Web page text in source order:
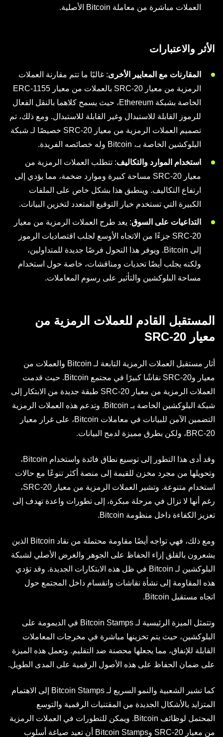
العملات مباشرة من معاملة Bitcoin الأصلية.
الأثر والاعتبارات
المقارنات مع المعايير الأخرى: غالبًا ما تتم مقارنة العملات
الرمزية من معيار SRC-20 بالعملات من معيار ERC-1155
الخاصة بشبكة Ethereum، حيث يسمح كلاهما بالنقل الفعال
للرموز القابلة للاستبدال وغير القابلة للاستبدال. ومع ذلك، تم
تصميم العملات الرمزية من معيار SRC-20 خصيصًا لـ شبكة
البلوكشين الخاصة بـ، Bitcoin وله خصائصه الفريدة.
استخدام الموارد والتكاليف: تتطلب العملات الرمزية من
معيار SRC-20 مساحة كبيرة وموارد ضخمة، مما يؤدي إلى
ارتفاع التكاليف. وينطبق هذا بشكل خاص على الملفات
الكبيرة التي تستخدم خيار التوقيع المتعدد لتخزين البيانات.
التداعيات على السوق: يعد طرح العملات الرمزية من معيار
SRC-20 جزءًا من الاتجاه الأوسع لجلب اقتصاديات الرموز
إلى Bitcoin. ويوفر هذا التحول فرصًا جديدة للمتداولين،
ولكنه يجلب أيضًا تحديات ومناقشات، خاصة حول استخدام
مساحة البلوكشين والتأثير على رسوم المعاملات.
المستقبل القادم للعملات الرمزية من
معيار SRC-20
أثار مستقبل العملات الرمزية التابعة لـ Bitcoin والعملات من
معيار وSRC-20 نقاشًا كبيرًا في مجتمع Bitcoin. حيث قدمت
العملات الرمزية من معيار SRC-20 طبقة جديدة من الابتكار إلى
شبكة البلوكشين الخاصة بـ Bitcoin. وتدعم هذه العملات الرمزية
التضمين الآمن للبيانات في معاملات Bitcoin، على غرار معيار
BRC-20، ولكن بطرق مميزة لدمج البيانات.
وقد أدى هذا التطور إلى توسيع نطاق فائدة واستخدام Bitcoin،
وتحويلها من مجرد مخزن للقيمة إلى منصة أكثر تنوعًا مع حالات
استخدام متنوعة. وتشير العملات الرمزية من معيار SRC-20،
رغم أنها لا تزال في مرحلة مبكرة، إلى تطورات واعدة تهدف إلى
تعزيز الكفاءة داخل منظومة Bitcoin.
ومع ذلك، فهي تواجه أيضًا مقاومة محتملة من نقاد Bitcoin الذين
يشعرون بالقلق إزاء الحفاظ على الجوهر والغرض الأصلي لشبكة
البلوكشين لـ Bitcoin في ظل هذه الابتكارات الجديدة. وقد تؤدي
هذه المقاومة إلى نشأة نقاشات وانقسام داخل المجتمع حول
اتجاه مستقبل Bitcoin.
وتتمثل الميزة الرئيسية لـ Bitcoin Stamps في الديمومة على
البلوكشين، حيث يتم تخزينها مباشرة في مخرجات المعاملات
القابلة للإنفاق، مما يجعلها محصنة ضد التقليم. وتعمل هذه الميزة
على ضمان الحفاظ على هذه الأصول الرقمية على المدى الطويل.
كما تشير الشعبية والنمو السريع لـ Bitcoin Stamps إلى الاهتمام
المتزايد بالأشكال الجديدة من المقتنيات الرقمية والتوسع
المحتمل لوظائف Bitcoin. ويمكن للتطورات في العملات الرمزية
من معيار SRC-20 وBitcoin Stamps أن تعيد صياغة أسلوب